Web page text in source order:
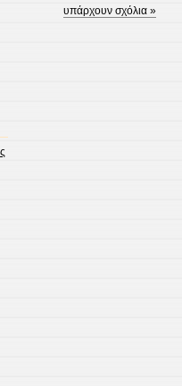
υπάρχουν σχόλια »